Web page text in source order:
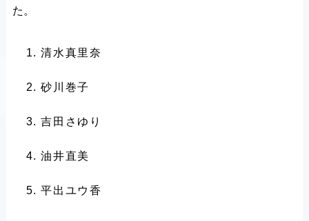
た。
清水真里奈
砂川巻子
吉田さゆり
油井直美
平出ユウ香